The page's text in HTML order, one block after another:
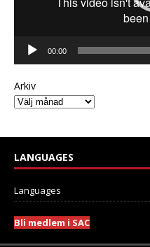
00:00
Arkiv
LANGUAGES
Languages
Bli medlem i SAC